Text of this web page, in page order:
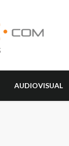
AUDIOVISUAL